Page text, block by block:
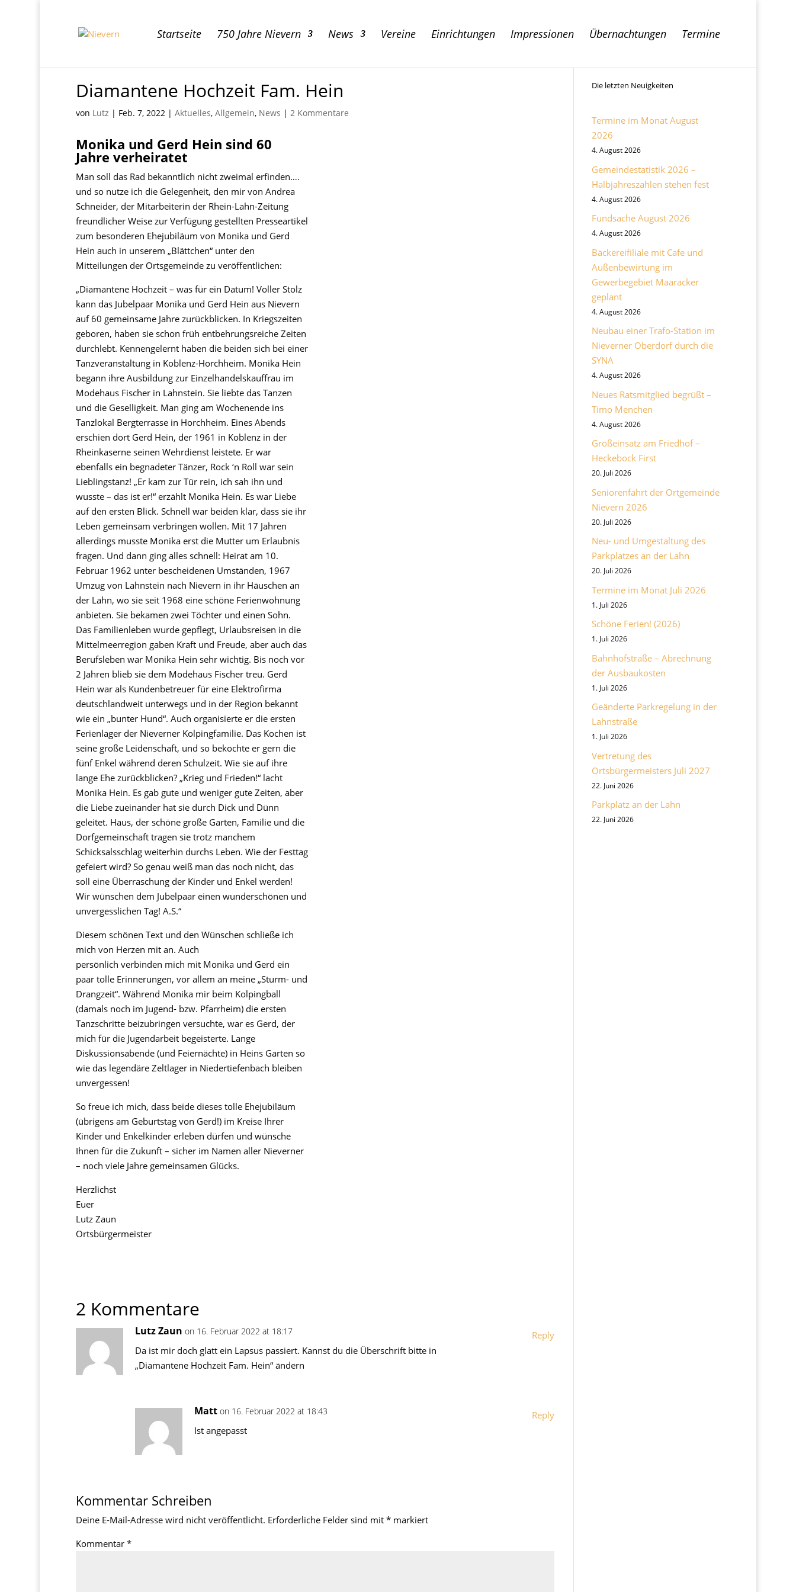
Startseite 750 Jahre Nievern News Vereine Einrichtungen Impressionen Übernachtungen Termine
Diamantene Hochzeit Fam. Hein
von Lutz | Feb. 7, 2022| Aktuelles, Allgemein, News | 2 Kommentare
Monika und Gerd Hein sind 60
Jahre verheiratet
Man soll das Rad bekanntlich nicht zweimal erfinden….
und so nutze ich die Gelegenheit, den mir von Andrea
Schneider, der Mitarbeiterin der Rhein-Lahn-Zeitung
freundlicher Weise zur Verfügung gestellten Presseartikel
zum besonderen Ehejubiläum von Monika und Gerd
Hein auch in unserem „Blättchen“ unter den
Mitteilungen der Ortsgemeinde zu veröffentlichen:
„Diamantene Hochzeit – was für ein Datum! Voller Stolz
kann das Jubelpaar Monika und Gerd Hein aus Nievern
auf 60 gemeinsame Jahre zurückblicken. In Kriegszeiten
geboren, haben sie schon früh entbehrungsreiche Zeiten
durchlebt. Kennengelernt haben die beiden sich bei einer
Tanzveranstaltung in Koblenz-Horchheim. Monika Hein
begann ihre Ausbildung zur Einzelhandelskauffrau im
Modehaus Fischer in Lahnstein. Sie liebte das Tanzen
und die Geselligkeit. Man ging am Wochenende ins
Tanzlokal Bergterrasse in Horchheim. Eines Abends
erschien dort Gerd Hein, der 1961 in Koblenz in der
Rheinkaserne seinen Wehrdienst leistete. Er war
ebenfalls ein begnadeter Tänzer, Rock ‘n Roll war sein
Lieblingstanz! „Er kam zur Tür rein, ich sah ihn und
wusste – das ist er!“ erzählt Monika Hein. Es war Liebe
auf den ersten Blick. Schnell war beiden klar, dass sie ihr
Leben gemeinsam verbringen wollen. Mit 17 Jahren
allerdings musste Monika erst die Mutter um Erlaubnis
fragen. Und dann ging alles schnell: Heirat am 10.
Februar 1962 unter bescheidenen Umständen, 1967
Umzug von Lahnstein nach Nievern in ihr Häuschen an
der Lahn, wo sie seit 1968 eine schöne Ferienwohnung
anbieten. Sie bekamen zwei Töchter und einen Sohn.
Das Familienleben wurde gepflegt, Urlaubsreisen in die
Mittelmeerregion gaben Kraft und Freude, aber auch das
Berufsleben war Monika Hein sehr wichtig. Bis noch vor
2 Jahren blieb sie dem Modehaus Fischer treu. Gerd
Hein war als Kundenbetreuer für eine Elektrofirma
deutschlandweit unterwegs und in der Region bekannt
wie ein „bunter Hund“. Auch organisierte er die ersten
Ferienlager der Nieverner Kolpingfamilie. Das Kochen ist
seine große Leidenschaft, und so bekochte er gern die
fünf Enkel während deren Schulzeit. Wie sie auf ihre
lange Ehe zurückblicken? „Krieg und Frieden!“ lacht
Monika Hein. Es gab gute und weniger gute Zeiten, aber
die Liebe zueinander hat sie durch Dick und Dünn
geleitet. Haus, der schöne große Garten, Familie und die
Dorfgemeinschaft tragen sie trotz manchem
Schicksalsschlag weiterhin durchs Leben. Wie der Festtag
gefeiert wird? So genau weiß man das noch nicht, das
soll eine Überraschung der Kinder und Enkel werden!
Wir wünschen dem Jubelpaar einen wunderschönen und
unvergesslichen Tag! A.S.“
Diesem schönen Text und den Wünschen schließe ich
mich von Herzen mit an. Auch
persönlich verbinden mich mit Monika und Gerd ein
paar tolle Erinnerungen, vor allem an meine „Sturm- und
Drangzeit“. Während Monika mir beim Kolpingball
(damals noch im Jugend- bzw. Pfarrheim) die ersten
Tanzschritte beizubringen versuchte, war es Gerd, der
mich für die Jugendarbeit begeisterte. Lange
Diskussionsabende (und Feiernächte) in Heins Garten so
wie das legendäre Zeltlager in Niedertiefenbach bleiben
unvergessen!​
So freue ich mich, dass beide dieses tolle Ehejubiläum
(übrigens am Geburtstag von Gerd!) im Kreise Ihrer
Kinder und Enkelkinder erleben dürfen und wünsche
Ihnen für die Zukunft – sicher im Namen aller Nieverner
– noch viele Jahre gemeinsamen Glücks.
Herzlichst
Euer
Lutz Zaun
Ortsbürgermeister
2 Kommentare
Lutz Zaun on 16. Februar 2022 at 18:17
Da ist mir doch glatt ein Lapsus passiert. Kannst du die Überschrift bitte in
„Diamantene Hochzeit Fam. Hein“ ändern
Reply
Matt on 16. Februar 2022 at 18:43
Ist angepasst
Reply
Kommentar Schreiben
Deine E-Mail-Adresse wird nicht veröffentlicht. Erforderliche Felder sind mit *markiert
Kommentar *
Die letzten Neuigkeiten
Termine im Monat August
2026
4. August 2026
Gemeindestatistik 2026 –
Halbjahreszahlen stehen fest
4. August 2026
Fundsache August 2026
4. August 2026
Bäckereifiliale mit Cafe und
Außenbewirtung im
Gewerbegebiet Maaracker
geplant
4. August 2026
Neubau einer Trafo-Station im
Nieverner Oberdorf durch die
SYNA
4. August 2026
Neues Ratsmitglied begrüßt –
Timo Menchen
4. August 2026
Großeinsatz am Friedhof –
Heckebock First
20. Juli 2026
Seniorenfahrt der Ortgemeinde
Nievern 2026
20. Juli 2026
Neu- und Umgestaltung des
Parkplatzes an der Lahn
20. Juli 2026
Termine im Monat Juli 2026
1. Juli 2026
Schöne Ferien! (2026)
1. Juli 2026
Bahnhofstraße – Abrechnung
der Ausbaukosten
1. Juli 2026
Geänderte Parkregelung in der
Lahnstraße
1. Juli 2026
Vertretung des
Ortsbürgermeisters Juli 2027
22. Juni 2026
Parkplatz an der Lahn
22. Juni 2026